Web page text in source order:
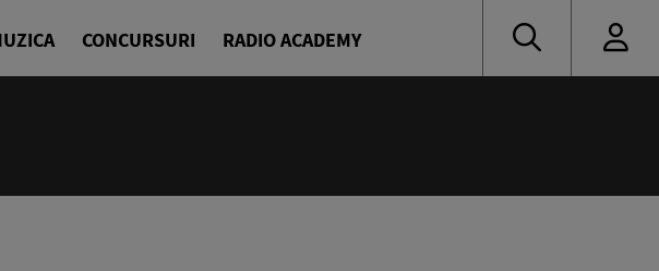
CONCURSURI RADIO ACADEMY